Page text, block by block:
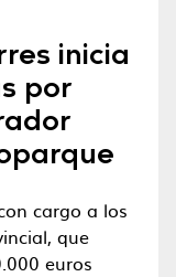
inicia
por
cargo a los
que
euros